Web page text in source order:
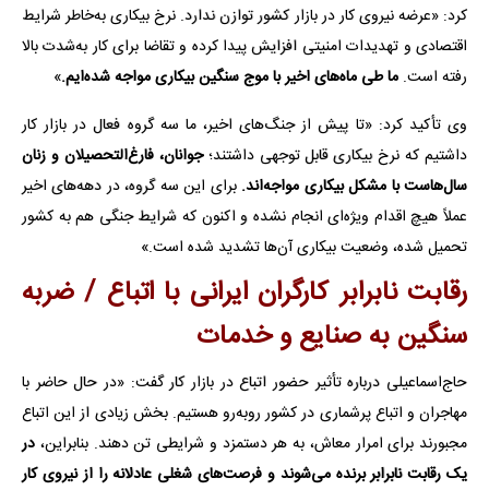
کرد: «عرضه نیروی کار در بازار کشور توازن ندارد. نرخ بیکاری به‌خاطر شرایط
اقتصادی و تهدیدات امنیتی افزایش پیدا کرده و تقاضا برای کار به‌شدت بالا
رفته است. ما طی ماه‌های اخیر با موج سنگین بیکاری مواجه شده‌ایم.»
وی تأکید کرد: «تا پیش از جنگ‌های اخیر، ما سه گروه فعال در بازار کار
داشتیم که نرخ بیکاری قابل توجهی داشتند؛جوانان، فارغ‌التحصیلان و زنان
سال‌هاست با مشکل بیکاری مواجه‌اند. برای این سه گروه، در دهه‌های اخیر
عملاً هیچ اقدام ویژه‌ای انجام نشده و اکنون که شرایط جنگی هم به کشور
تحمیل شده، وضعیت بیکاری آن‌ها تشدید شده است.»
رقابت نابرابر کارگران ایرانی با اتباع / ضربه
سنگین به صنایع و خدمات
حاج‌اسماعیلی درباره تأثیر حضور اتباع در بازار کار گفت: «در حال حاضر با
مهاجران و اتباع پرشماری در کشور روبه‌رو هستیم. بخش زیادی از این اتباع
مجبورند برای امرار معاش، به هر دستمزد و شرایطی تن دهند. بنابراین، در
یک رقابت نابرابر برنده می‌شوند و فرصت‌های شغلی عادلانه را از نیروی کار